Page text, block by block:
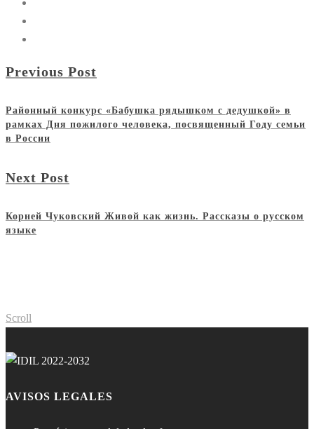
Previous Post
Районный конкурс «Бабушка рядышком с дедушкой» в
рамках Дня пожилого человека, посвященный Году семьи
в России
Next Post
Корней Чуковский Живой как жизнь. Рассказы о русском
языке
Scroll
AVISOS LEGALES